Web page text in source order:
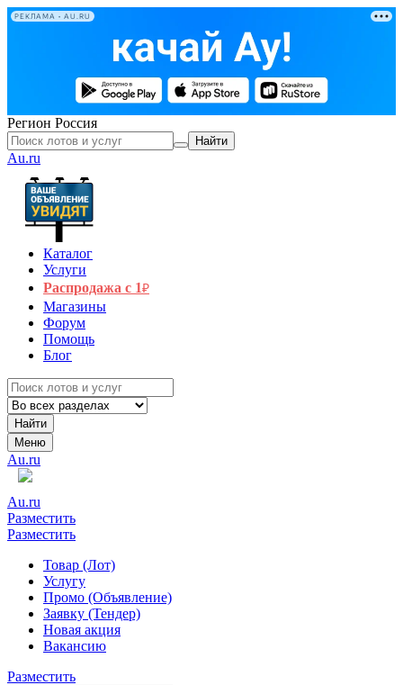
РЕКЛАМА • AU.RU
Регион Россия
Найти
Au.ru
Каталог
Услуги
Распродажа с 1₽
Магазины
Форум
Помощь
Блог
Найти
Меню
Au.ru
Au.ru
Разместить
Разместить
Товар (Лот)
Услугу
Промо (Объявление)
Заявку (Тендер)
Новая акция
Вакансию
Разместить